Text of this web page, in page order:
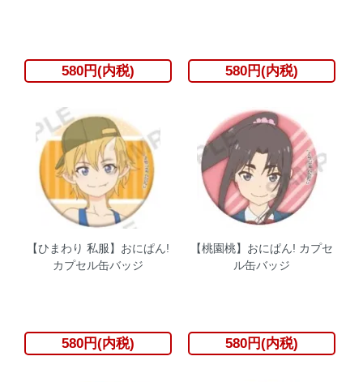
580円(内税) 580円(内税)
【ひまわり 私服】おにぱん!
カプセル缶バッジ
580円(内税)
【桃園桃】おにぱん! カプセ
ル缶バッジ
580円(内税)